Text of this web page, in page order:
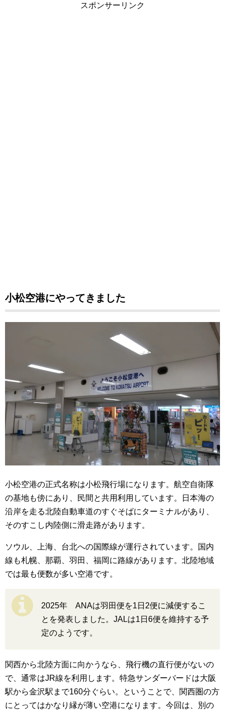
スポンサーリンク
小松空港にやってきました
小松空港の正式名称は小松飛行場になります。航空自衛隊
の基地も傍にあり、民間と共用利用しています。日本海の
沿岸を走る北陸自動車道のすぐそばにターミナルがあり、
そのすこし内陸側に滑走路があります。
ソウル、上海、台北への国際線が運行されています。国内
線も札幌、那覇、羽田、福岡に路線があります。北陸地域
では最も便数が多い空港です。
2025年 ANAは羽田便を1日2便に減便するこ
とを発表しました。JALは1日6便を維持する予
定のようです。
関西から北陸方面に向かうなら、飛行機の直行便がないの
で、通常はJR線を利用します。特急サンダーバードは大阪
駅から金沢駅まで160分ぐらい。ということで、関西圏の方
にとってはかなり縁が薄い空港になります。今回は、別の